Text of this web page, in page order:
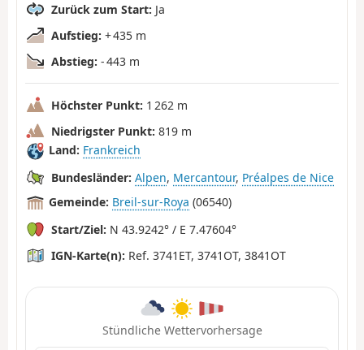
Zurück zum Start: Ja
Aufstieg: + 435 m
Abstieg: - 443 m
Höchster Punkt: 1 262 m
Niedrigster Punkt: 819 m
Land: Frankreich
Bundesländer: Alpen, Mercantour, Préalpes de Nice
Gemeinde: Breil-sur-Roya (06540)
Start/Ziel: N 43.9242° / E 7.47604°
IGN-Karte(n): Ref. 3741ET, 3741OT, 3841OT
Stündliche Wettervorhersage